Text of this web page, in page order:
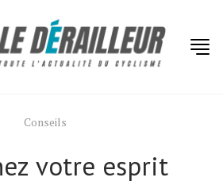
Conseils
votre esprit